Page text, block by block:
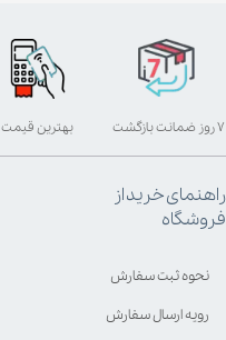
بهترین قیمت ۷ روز ضمانت بازگشت
راهنمای خرید از
فروشگاه
نحوه ثبت سفارش
رویه ارسال سفارش